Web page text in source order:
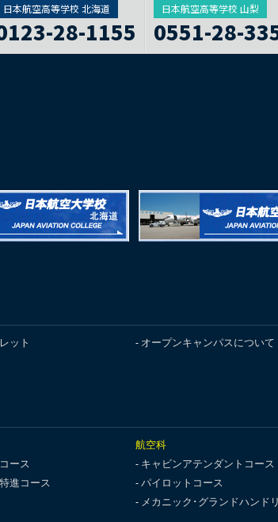
日本航空高等学校 北海道
28-1155
日本航空高等学校 山梨
0551-28-
ット オープンキャンパスについて
ース
進コース
航空科
キャビンアテンダントコース
パイロットコース
メカニック･グランドハンド